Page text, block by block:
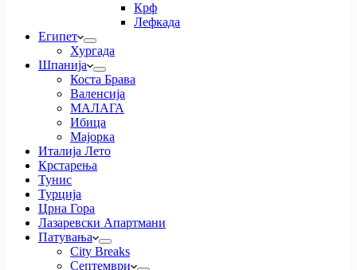
Крф
Лефкада
Египет
Хургада
Шпанија
Коста Брава
Валенсија
МАЛАГА
Ибица
Мајорка
Италија Лето
Крстарења
Тунис
Турција
Црна Гора
Лазаревски Апартмани
Патувања
City Breaks
Септември